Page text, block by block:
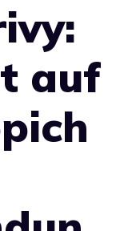
auf